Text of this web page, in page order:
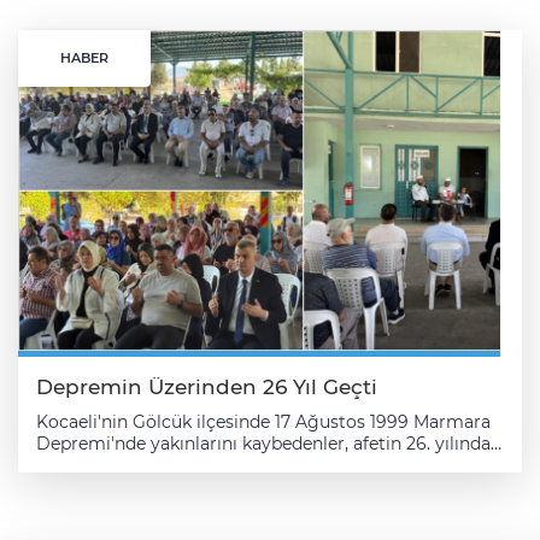
HABER
Depremin Üzerinden 26 Yıl Geçti
Kocaeli'nin Gölcük ilçesinde 17 Ağustos 1999 Marmara
Depremi'nde yakınlarını kaybedenler, afetin 26. yılında